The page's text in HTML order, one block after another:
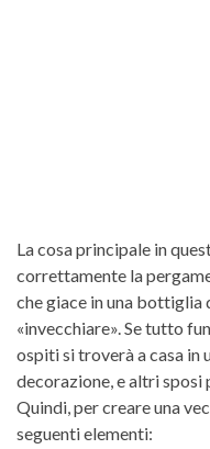
La cosa principale in
correttamente la
che giace in una bottiglia
«invecchiare». Se tutto
ospiti si troverà a casa in
decorazione, e altri sposi
Quindi, per creare una
seguenti elementi: